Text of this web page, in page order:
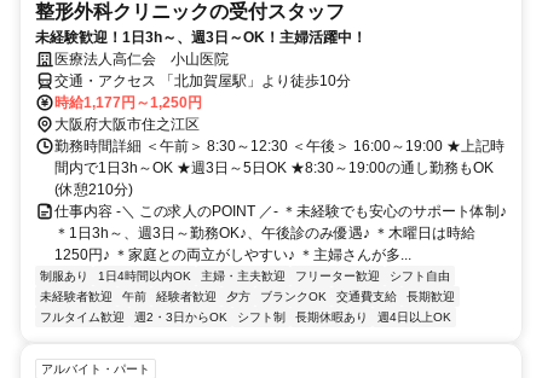
整形外科クリニックの受付スタッフ
未経験歓迎！1日3h～、週3日～OK！主婦活躍中！
医療法人高仁会 小山医院
交通・アクセス 「北加賀屋駅」より徒歩10分
時給1,177円～1,250円
大阪府大阪市住之江区
勤務時間詳細 ＜午前＞ 8:30～12:30 ＜午後＞ 16:00～19:00 ★上記時
間内で1日3h～OK ★週3日～5日OK ★8:30～19:00の通し勤務もOK
(休憩210分)
仕事内容 -＼ この求人のPOINT ／- ＊未経験でも安心のサポート体制♪
＊1日3h～、週3日～勤務OK♪、午後診のみ優遇♪ ＊木曜日は時給
1250円♪ ＊家庭との両立がしやすい♪ ＊主婦さんが多...
制服あり 1日4時間以内OK 主婦・主夫歓迎 フリーター歓迎
シフト自由
未経験者歓迎
午前 経験者歓迎 夕方 ブランクOK 交通費支給
長期歓迎
フルタイム歓迎
週2・3日からOK シフト制 長期休暇あり 週4日以上OK
アルバイト・パート